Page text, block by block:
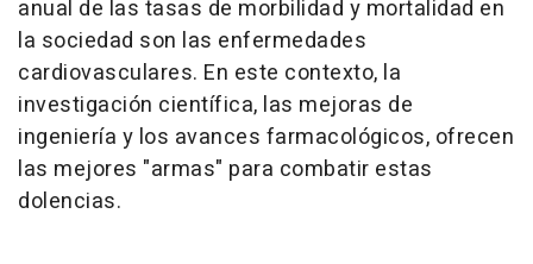
anual de las tasas de morbilidad y mortalidad en
la sociedad son las enfermedades
cardiovasculares. En este contexto, la
investigación científica, las mejoras de
ingeniería y los avances farmacológicos, ofrecen
las mejores "armas" para combatir estas
dolencias.